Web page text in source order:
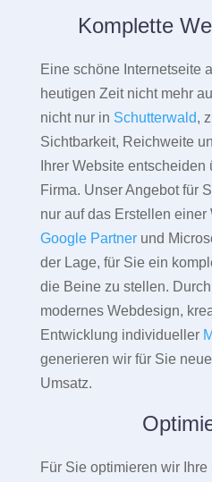
Komplette
Eine schöne Internetseite
heutigen Zeit nicht mehr
nicht nur in Schutterwald,
Sichtbarkeit, Reichweite
Ihrer Website
Firma. Unser Angebot für
nur auf das Erstellen einer
Google Partnerund
der Lage, für Sie ein
die Beine zu stellen.
modernes Webdesign,
Entwicklung individueller
generieren wir für Sie neue
Umsatz.
Für Sie optimieren wir Ihre